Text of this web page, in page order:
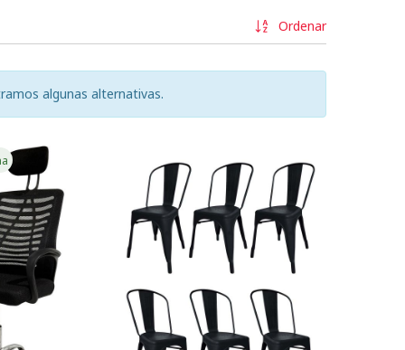
Ordenar
algunas alternativas.